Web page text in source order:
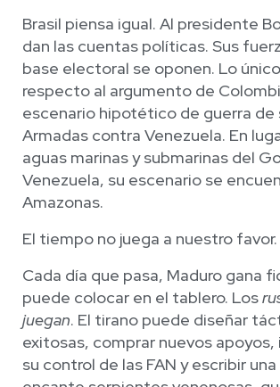
Brasil piensa igual. Al presidente
dan las cuentas políticas. Sus
base electoral se oponen. Lo
respecto al argumento de
escenario hipotético de guerra de
Armadas contra Venezuela. En
aguas marinas y submarinas del
Venezuela, su escenario se
Amazonas.
El tiempo no juega a nuestro favor.
Cada día que pasa, Maduro gana
puede colocar en el tablero. Los
juegan. El tirano puede diseñar
exitosas, comprar nuevos
su control de las FAN y escribir